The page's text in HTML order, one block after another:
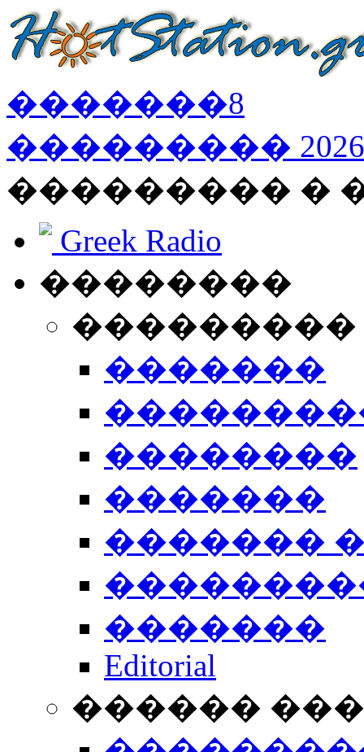
�������8
��������� 2026
��������� �
Greek Radio
��������
�������
��������
�������
�������
�������
Editorial
������